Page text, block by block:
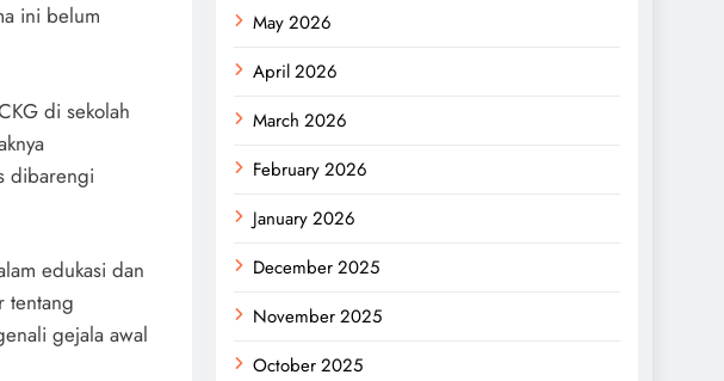
ini belum
di sekolah
dibarengi
edukasi dan
tentang
gejala awal
May 2026
April 2026
March 2026
February 2026
January 2026
December 2025
November 2025
October 2025